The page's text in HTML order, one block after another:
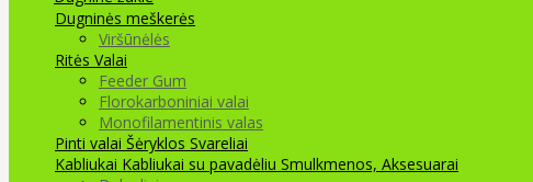
Dugninės meškerės
Viršūnėlės
Ritės Valai
Feeder Gum
Florokarboniniai valai
Monofilamentinis valas
Pinti valai Šėryklos Svareliai
Kabliukai Kabliukai su pavadėliu Smulkmenos, Aksesuarai